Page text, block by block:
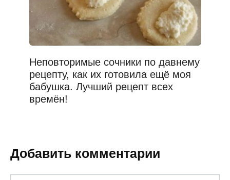
Неповторимые сочники по давнему
рецепту, как их готовила ещё моя
бабушка. Лучший рецепт всех
времён!
Добавить комментарии